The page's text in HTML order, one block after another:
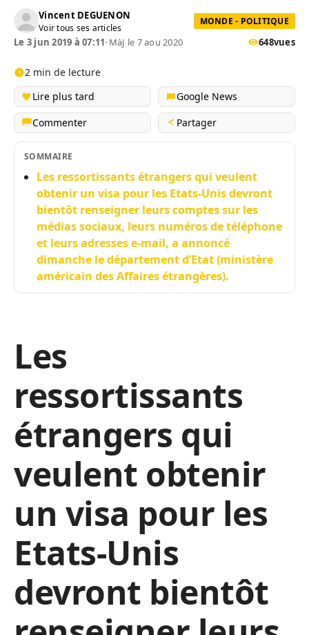
Vincent DEGUENON
Voir tous ses articles
MONDE - POLITIQUE
Le 3 jun 2019 à 07:11•MàJ le 7 aou 2020 648vues
2 min de lecture
Lire plus tard
Google News
Commenter
Partager
SOMMAIRE
Les ressortissants étrangers qui veulent
obtenir un visa pour les Etats-Unis devront
bientôt renseigner leurs comptes sur les
médias sociaux, leurs numéros de téléphone
et leurs adresses e-mail, a annoncé
dimanche le département d’Etat (ministère
américain des Affaires étrangères).
Les
ressortissants
étrangers qui
veulent obtenir
un visa pour les
Etats-Unis
devront bientôt